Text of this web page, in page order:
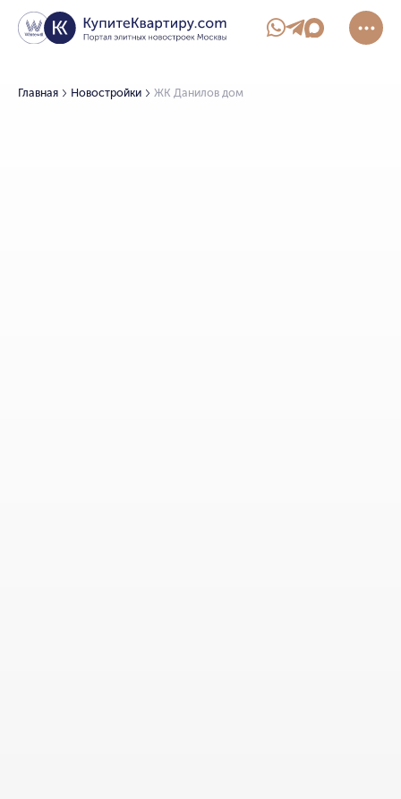
Главная Новостройки ЖК Данилов дом